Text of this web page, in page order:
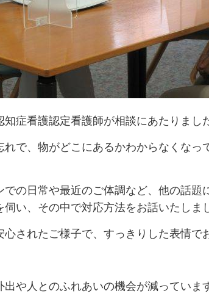
知症看護認定看護師が相談にあたりまし
れで、物がどこにあるかわからなくなっ
での日常や最近のご体調など、他の話題
い、その中で対応方法をお話いたしま
されたご様子で、すっきりした表情で
や人とのふれあいの機会が減っていま